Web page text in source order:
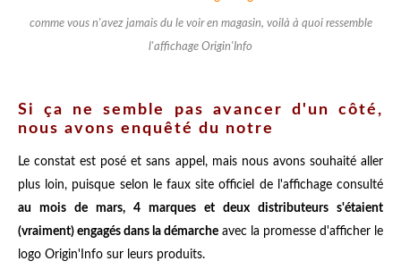
comme vous n'avez jamais du le voir en magasin, voilà à quoi ressemble
l'affichage Origin'Info
Si ça ne semble pas avancer d'un côté,
nous avons enquêté du notre
Le constat est posé et sans appel, mais nous avons souhaité aller
plus loin, puisque selon le faux site officiel de l'affichage consulté
au mois de mars, 4 marques et deux distributeurs s'étaient
(vraiment) engagés dans la démarche avec la promesse d'afficher le
logo Origin'Info sur leurs produits.